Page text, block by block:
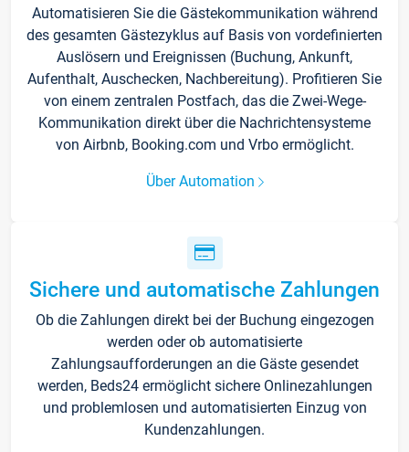
Automatisieren Sie die Gästekommunikation während
des gesamten Gästezyklus auf Basis von vordefinierten
Auslösern und Ereignissen (Buchung, Ankunft,
Aufenthalt, Auschecken, Nachbereitung). Profitieren Sie
von einem zentralen Postfach, das die Zwei-Wege-
Kommunikation direkt über die Nachrichtensysteme
von Airbnb, Booking.com und Vrbo ermöglicht.
Über Automation
Sichere und automatische Zahlungen
Ob die Zahlungen direkt bei der Buchung eingezogen
werden oder ob automatisierte
Zahlungsaufforderungen an die Gäste gesendet
werden, Beds24 ermöglicht sichere Onlinezahlungen
und problemlosen und automatisierten Einzug von
Kundenzahlungen.